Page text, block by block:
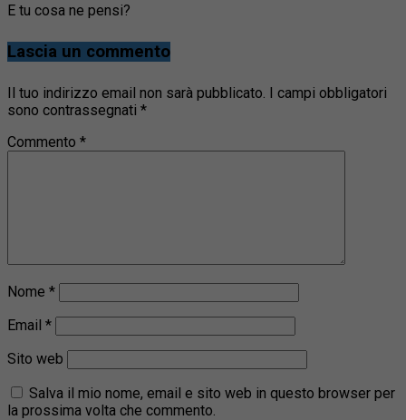
E tu cosa ne pensi?
Lascia un commento
Il tuo indirizzo email non sarà pubblicato. I campi obbligatori
sono contrassegnati *
Commento *
Nome *
Email *
Sito web
Salva il mio nome, email e sito web in questo browser per
la prossima volta che commento.